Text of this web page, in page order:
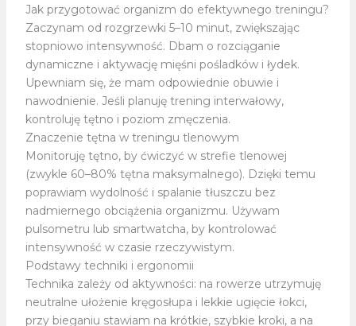
Jak przygotować organizm do efektywnego treningu?
Zaczynam od rozgrzewki 5–10 minut, zwiększając
stopniowo intensywność. Dbam o rozciąganie
dynamiczne i aktywację mięśni pośladków i łydek.
Upewniam się, że mam odpowiednie obuwie i
nawodnienie. Jeśli planuję trening interwałowy,
kontroluję tętno i poziom zmęczenia.
Znaczenie tętna w treningu tlenowym
Monitoruję tętno, by ćwiczyć w strefie tlenowej
(zwykle 60–80% tętna maksymalnego). Dzięki temu
poprawiam wydolność i spalanie tłuszczu bez
nadmiernego obciążenia organizmu. Używam
pulsometru lub smartwatcha, by kontrolować
intensywność w czasie rzeczywistym.
Podstawy techniki i ergonomii
Technika zależy od aktywności: na rowerze utrzymuję
neutralne ułożenie kręgosłupa i lekkie ugięcie łokci,
przy bieganiu stawiam na krótkie, szybkie kroki, a na